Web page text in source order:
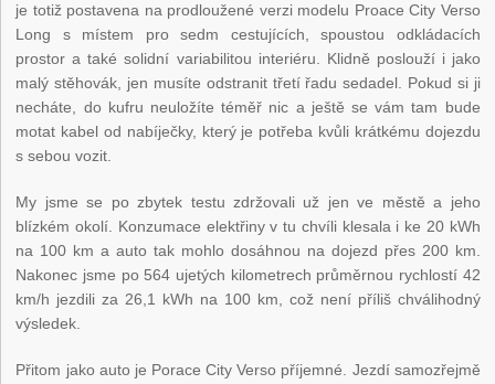
je totiž postavena na prodloužené verzi modelu Proace City Verso
Long s místem pro sedm cestujících, spoustou odkládacích
prostor a také solidní variabilitou interiéru. Klidně poslouží i jako
malý stěhovák, jen musíte odstranit třetí řadu sedadel. Pokud si ji
necháte, do kufru neuložíte téměř nic a ještě se vám tam bude
motat kabel od nabíječky, který je potřeba kvůli krátkému dojezdu
s sebou vozit.
My jsme se po zbytek testu zdržovali už jen ve městě a jeho
blízkém okolí. Konzumace elektřiny v tu chvíli klesala i ke 20 kWh
na 100 km a auto tak mohlo dosáhnou na dojezd přes 200 km.
Nakonec jsme po 564 ujetých kilometrech průměrnou rychlostí 42
km/h jezdili za 26,1 kWh na 100 km, což není příliš chválihodný
výsledek.
Přitom jako auto je Porace City Verso příjemné. Jezdí samozřejmě